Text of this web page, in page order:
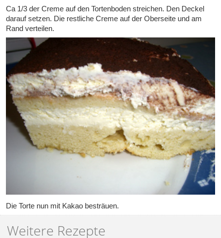
Ca 1/3 der Creme auf den Tortenboden streichen. Den Deckel
darauf setzen. Die restliche Creme auf der Oberseite und am
Rand verteilen.
Die Torte nun mit Kakao besträuen.
Weitere Rezepte